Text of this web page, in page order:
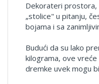
Dekorateri prostora,
„stolice" u pitanju,
bojama i sa
Budući da su lako
kilograma, ove
dremke uvek mogu